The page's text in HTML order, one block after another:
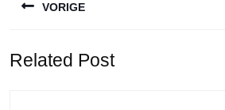
VORIGE
bericht:
Related Post